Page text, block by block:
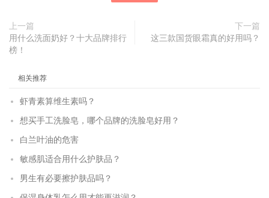
上一篇
用什么洗面奶好？十大品牌排行
榜！
下一篇
这三款国货眼霜真的好用吗？
相关推荐
虾青素算维生素吗？
想买手工洗脸皂，哪个品牌的洗脸皂好用？
白兰叶油的危害
敏感肌适合用什么护肤品？
男生有必要擦护肤品吗？